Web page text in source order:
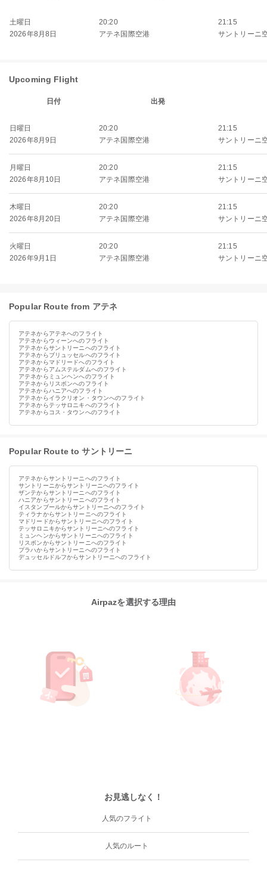
土曜日
2026年8月8日
20:20
アテネ国際空港
21:15
サントリーニ
Upcoming Flight
日付 出発
日曜日
2026年8月9日
20:20
アテネ国際空港
21:15
サントリーニ
月曜日
2026年8月10日
20:20
アテネ国際空港
21:15
サントリーニ
木曜日
2026年8月20日
20:20
アテネ国際空港
21:15
サントリーニ
火曜日
2026年9月1日
20:20
アテネ国際空港
21:15
サントリーニ
Popular Route from アテネ
アテネからアテネへのフライト
アテネからウィーンへのフライト
アテネからサントリーニへのフライト
アテネからブリュッセルへのフライト
アテネからマドリードへのフライト
アテネからアムステルダムへのフライト
アテネからミュンヘンへのフライト
アテネからリスボンへのフライト
アテネからハニアへのフライト
アテネからイラクリオン・タウンへのフライト
アテネからテッサロニキへのフライト
アテネからコス・タウンへのフライト
Popular Route to サントリーニ
アテネからサントリーニへのフライト
サントリーニからサントリーニへのフライト
ザンテからサントリーニへのフライト
ハニアからサントリーニへのフライト
イスタンブールからサントリーニへのフライト
ティラナからサントリーニへのフライト
マドリードからサントリーニへのフライト
テッサロニキからサントリーニへのフライト
ミュンヘンからサントリーニへのフライト
リスボンからサントリーニへのフライト
プラハからサントリーニへのフライト
デュッセルドルフからサントリーニへのフライト
Airpazを選択する理由
お見逃しなく！
人気のフライト
人気のルート